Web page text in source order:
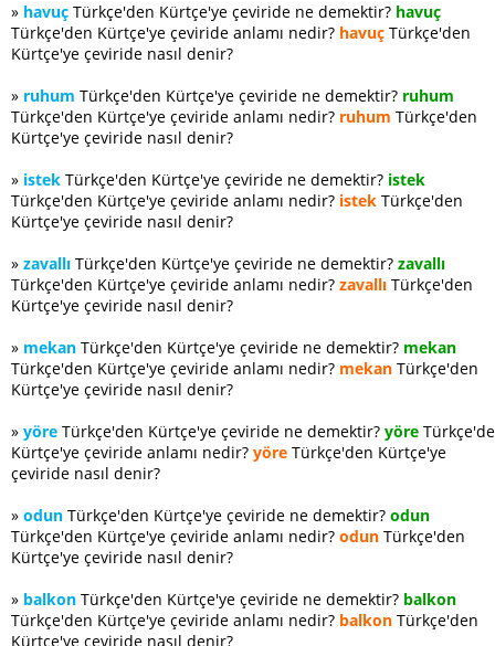
» havuç Türkçe'den Kürtçe'ye çeviride ne demektir? havuç
Türkçe'den Kürtçe'ye çeviride anlamı nedir? havuç Türkçe'den
Kürtçe'ye çeviride nasıl denir?
» ruhum Türkçe'den Kürtçe'ye çeviride ne demektir? ruhum
Türkçe'den Kürtçe'ye çeviride anlamı nedir? ruhum Türkçe'den
Kürtçe'ye çeviride nasıl denir?
» istek Türkçe'den Kürtçe'ye çeviride ne demektir? istek
Türkçe'den Kürtçe'ye çeviride anlamı nedir? istek Türkçe'den
Kürtçe'ye çeviride nasıl denir?
» zavallı Türkçe'den Kürtçe'ye çeviride ne demektir? zavallı
Türkçe'den Kürtçe'ye çeviride anlamı nedir? zavallı Türkçe'den
Kürtçe'ye çeviride nasıl denir?
» mekan Türkçe'den Kürtçe'ye çeviride ne demektir? mekan
Türkçe'den Kürtçe'ye çeviride anlamı nedir? mekan Türkçe'den
Kürtçe'ye çeviride nasıl denir?
» yöre Türkçe'den Kürtçe'ye çeviride ne demektir? yöre
Kürtçe'ye çeviride anlamı nedir? yöre Türkçe'den Kürtçe'ye
çeviride nasıl denir?
» odun Türkçe'den Kürtçe'ye çeviride ne demektir? odun
Türkçe'den Kürtçe'ye çeviride anlamı nedir? odun Türkçe'den
Kürtçe'ye çeviride nasıl denir?
» balkon Türkçe'den Kürtçe'ye çeviride ne demektir? balkon
Türkçe'den Kürtçe'ye çeviride anlamı nedir? balkon Türkçe'den
Kürtçe'ye çeviride nasıl denir?